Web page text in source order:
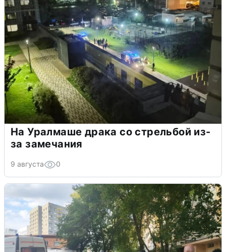
На Уралмаше драка со стрельбой из-
за замечания
9 августа 0